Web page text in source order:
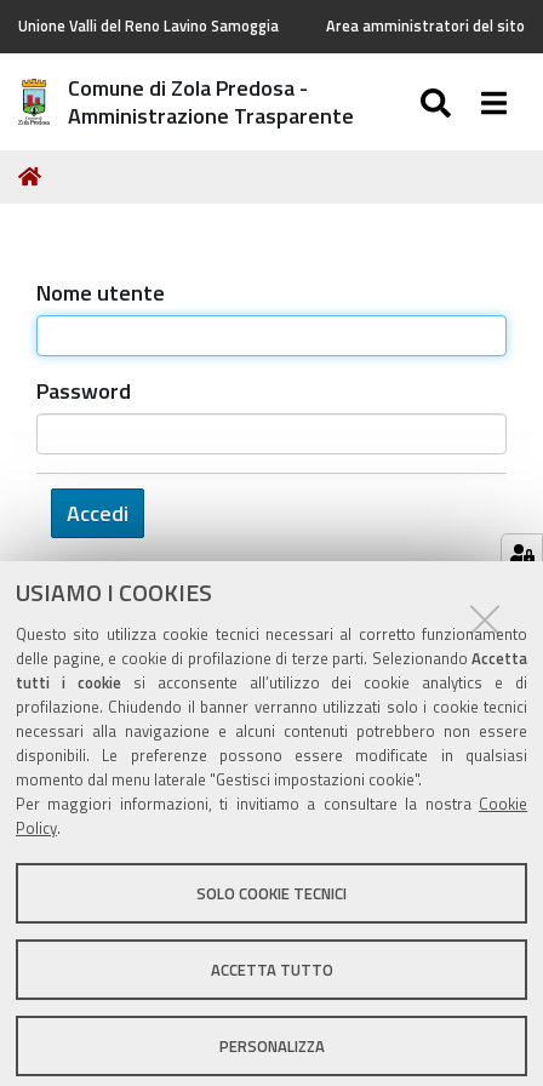
USIAMO I COOKIES
Questo sito utilizza cookie tecnici necessari al corretto funzionamento
delle pagine, e cookie di profilazione di terze parti. Selezionando Accetta
tutti i cookiesi acconsente all’utilizzo dei cookie analytics e di
profilazione. Chiudendo il banner verranno utilizzati solo i cookie tecnici
necessari alla navigazione e alcuni contenuti potrebbero non essere
disponibili. Le preferenze possono essere modificate in qualsiasi
momento dal menu laterale "Gestisci impostazioni cookie".
Per maggiori informazioni, ti invitiamo a consultare la nostra Cookie
Policy.
SOLO COOKIE TECNICI
ACCETTA TUTTO
PERSONALIZZA
Unione Valli del Reno Lavino Samoggia Area amministratori del sito
Comune di Zola Predosa -
Amministrazione Trasparente
Tu
Nome utente
Password
Hai dimenticato la tua password?
Se hai dimenticato la tua password,
possiamo
spedirtene una nuova.
Valuta questo sito
Sito istituzionale Comune di Zola Predosa
DPO|Accessibilità